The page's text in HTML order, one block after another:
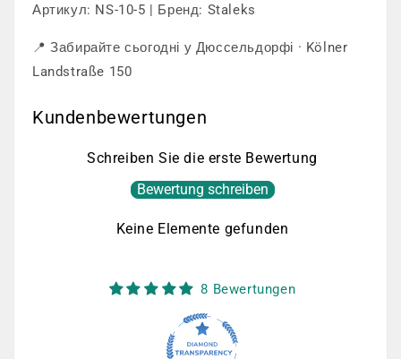
Артикул: NS-10-5 | Бренд: Staleks
📍 Забирайте сьогодні у Дюссельдорфі · Kölner
Landstraße 150
Kundenbewertungen
Schreiben Sie die erste Bewertung
Bewertung schreiben
Keine Elemente gefunden
8 Bewertungen